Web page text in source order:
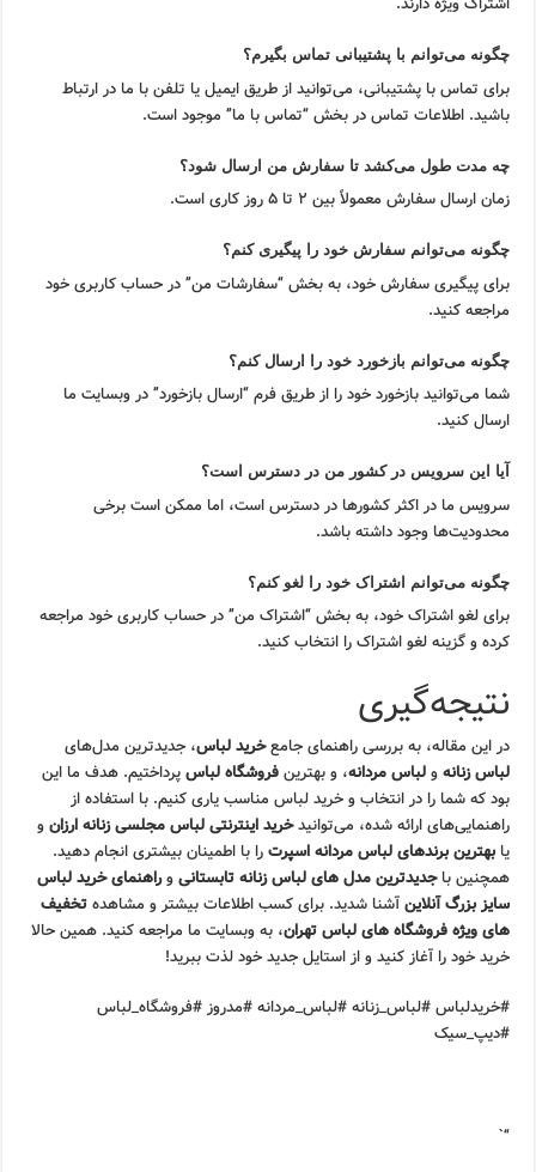
چگونه می‌توانم با پشتیبانی تماس بگیرم؟
برای تماس با پشتیبانی، می‌توانید از طریق ایمیل یا تلفن با ما در ارتباط
باشید. اطلاعات تماس در بخش “تماس با ما” موجود است.
چه مدت طول می‌کشد تا سفارش من ارسال شود؟
زمان ارسال سفارش معمولاً بین ۲ تا ۵ روز کاری است.
چگونه می‌توانم سفارش خود را پیگیری کنم؟
برای پیگیری سفارش خود، به بخش “سفارشات من” در حساب کاربری خود
مراجعه کنید.
چگونه می‌توانم بازخورد خود را ارسال کنم؟
شما می‌توانید بازخورد خود را از طریق فرم “ارسال بازخورد” در وبسایت ما
ارسال کنید.
آیا این سرویس در کشور من در دسترس است؟
سرویس ما در اکثر کشورها در دسترس است، اما ممکن است برخی
محدودیت‌ها وجود داشته باشد.
چگونه می‌توانم اشتراک خود را لغو کنم؟
برای لغو اشتراک خود، به بخش “اشتراک من” در حساب کاربری خود مراجعه
کرده و گزینه لغو اشتراک را انتخاب کنید.
نتیجه‌گیری
در این مقاله، به بررسی راهنمای جامعخرید لباس، جدیدترین مدل‌های
لباس زنانهولباس مردانه، و بهترینفروشگاه لباسپرداختیم. هدف ما این
بود که شما را در انتخاب و خرید لباس مناسب یاری کنیم. با استفاده از
راهنمایی‌های ارائه شده، می‌توانیدخرید اینترنتی لباس مجلسی زنانه ارزانو
یابهترین برندهای لباس مردانه اسپرترا با اطمینان بیشتری انجام دهید.
همچنین باجدیدترین مدل های لباس زنانه تابستانیوراهنمای خرید لباس
سایز بزرگ آنلاینآشنا شدید. برای کسب اطلاعات بیشتر و مشاهدهتخفیف
های ویژه فروشگاه های لباس تهران، به وبسایت ما مراجعه کنید. همین حالا
خرید خود را آغاز کنید و از استایل جدید خود لذت ببرید!
#خریدلباس #لباس_زنانه #لباس_مردانه #مدروز #فروشگاه_لباس
#دیپ_سیک
“`